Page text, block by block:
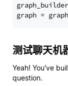
graph =
测试聊天机
Yeah! You've
question.